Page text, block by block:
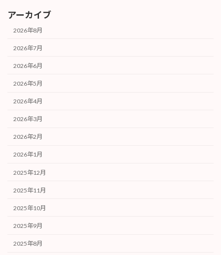
アーカイブ
2026年8月
2026年7月
2026年6月
2026年5月
2026年4月
2026年3月
2026年2月
2026年1月
2025年12月
2025年11月
2025年10月
2025年9月
2025年8月